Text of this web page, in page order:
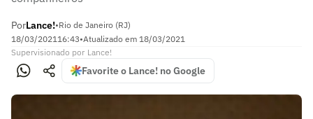
PorLance!•Rio de Janeiro (RJ)
18/03/202116:43•Atualizado em 18/03/2021
Supervisionado por Lance!
Favorite o Lance! no Google